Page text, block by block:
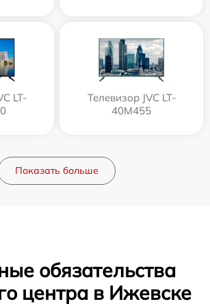
LT-
Телевизор JVC LT-
40M455
Показать больше
обязательства
центра в Ижевске